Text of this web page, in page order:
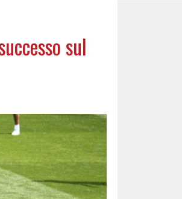
sul